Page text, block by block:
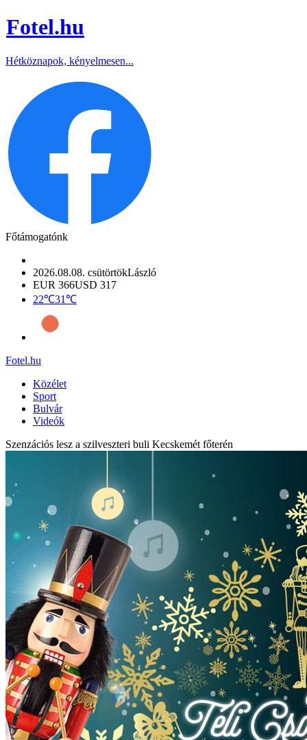
Fotel.hu
Hétköznapok, kényelmesen...
Főtámogatónk
2026.08.08. csütörtökLászló
EUR 366USD 317
22℃31℃
Fotel.hu
Közélet
Sport
Bulvár
Videók
Szenzációs lesz a szilveszteri buli Kecskemét főterén